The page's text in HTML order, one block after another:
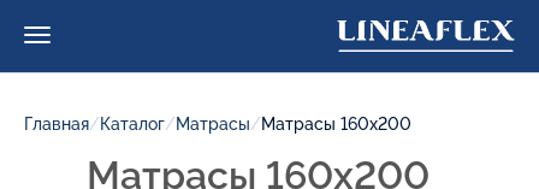
Главная/Каталог/Матрасы/Матрасы 160х200
Матрасы 160х200